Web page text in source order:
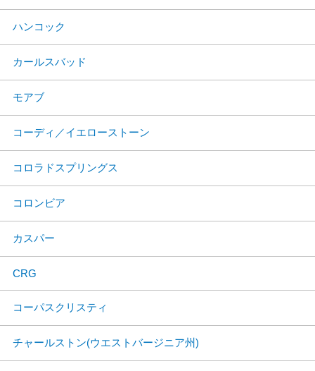
ハンコック
カールスバッド
モアブ
コーディ／イエローストーン
コロラドスプリングス
コロンビア
カスパー
CRG
コーパスクリスティ
チャールストン(ウエストバージニア州)